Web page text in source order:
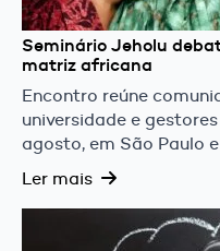
Seminário Jeholu
matriz africana
Encontro reúne
universidade e
agosto, em São Paulo
Ler mais